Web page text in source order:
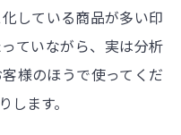
している商品が多い印
ていながら、実は分析
様のほうで使ってくだ
ます。